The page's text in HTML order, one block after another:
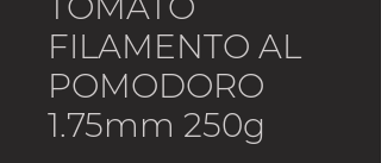
FILAMENTO AL
POMODORO
1.75mm 250g